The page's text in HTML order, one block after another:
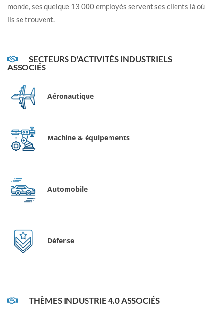
monde, ses quelque 13 000 employés servent ses clients là où
ils se trouvent.
SECTEURS D'ACTIVITÉS INDUSTRIELS
ASSOCIÉS
Aéronautique
Machine & équipements
Automobile
Défense
THÈMES INDUSTRIE 4.0 ASSOCIÉS